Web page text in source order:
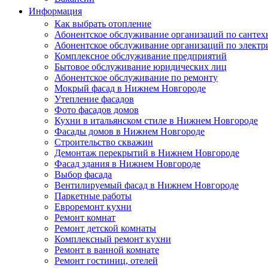
Информация
Как выбрать отопление
Абонентское обслуживание организаций по
Абонентское обслуживание организаций по
Комплексное обслуживание предприятий
Бытовое обслуживание юридических лиц
Абонентское обслуживание по ремонту
Мокрый фасад в Нижнем Новгороде
Утепление фасадов
Фото фасадов домов
Кухни в итальянском стиле в Нижнем Новгороде
Фасады домов в Нижнем Новгороде
Строительство скважин
Демонтаж перекрытий в Нижнем Новгороде
Фасад здания в Нижнем Новгороде
Выбор фасада
Вентилируемый фасад в Нижнем Новгороде
Паркетные работы
Евроремонт кухни
Ремонт комнат
Ремонт детской комнаты
Комплексный ремонт кухни
Ремонт в ванной комнате
Ремонт гостиниц, отелей